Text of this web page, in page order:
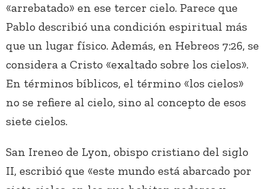
«arrebatado» en ese tercer cielo. Parece que
Pablo describió una condición espiritual más
que un lugar físico. Además, en Hebreos 7:26, se
considera a Cristo «exaltado sobre los cielos».
En términos bíblicos, el término «los cielos»
no se refiere al cielo, sino al concepto de esos
siete cielos.
San Ireneo de Lyon, obispo cristiano del siglo
II, escribió que «este mundo está abarcado por